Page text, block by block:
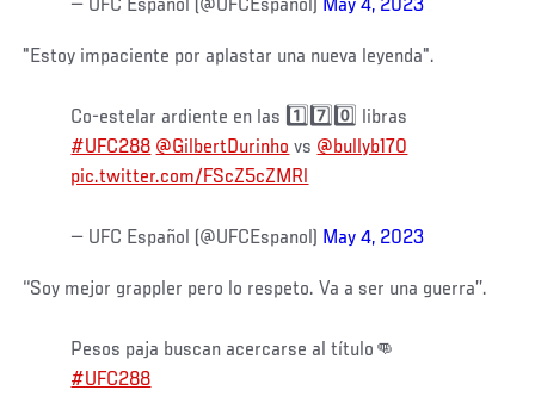
— UFC Español (@UFCEspanol) May 4, 2023
"Estoy impaciente por aplastar una nueva leyenda".
Co-estelar ardiente en las 1️⃣7️⃣0️⃣ libras
#UFC288 @GilbertDurinho vs @bullyb170
pic.twitter.com/FScZ5cZMRl
— UFC Español (@UFCEspanol) May 4, 2023
‘‘Soy mejor grappler pero lo respeto. Va a ser una guerra’’.
Pesos paja buscan acercarse al título👊
#UFC288